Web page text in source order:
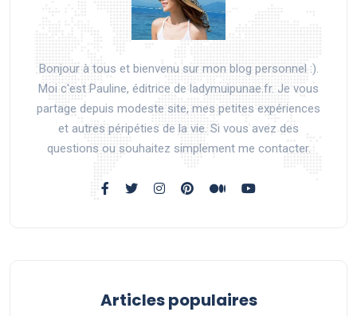
Bonjour à tous et bienvenu sur mon blog personnel :).
Moi c'est Pauline, éditrice de ladymuipunae.fr. Je vous
partage depuis modeste site, mes petites expériences
et autres péripéties de la vie. Si vous avez des
questions ou souhaitez simplement me contacter.
Articles populaires